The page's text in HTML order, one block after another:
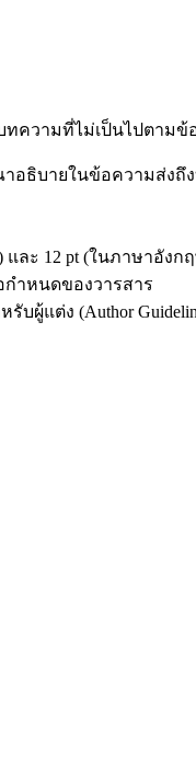
วามที่ไม่เป็นไปตามข้
อธิบายในข้อความส่งถึ
ละ 12 pt (ในภาษาอัง
ำหนดของวารสาร
ผู้แต่ง (Author